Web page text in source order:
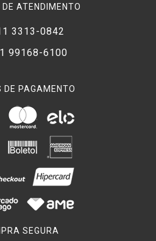
ATENDIMENTO
3313-0842
99168-6100
DE PAGAMENTO
SEGURA